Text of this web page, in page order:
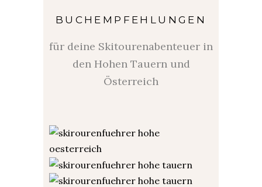
BUCHEMPFEHLUNGEN
für deine Skitourenabenteuer in
den Hohen Tauern und
Österreich